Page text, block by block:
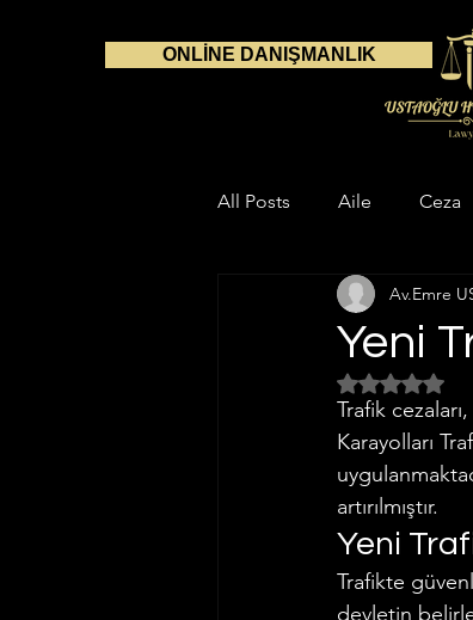
ONLİNE DANIŞMANLIK
All Posts Aile Ceza
Danışmanlık Avukat
Çalışma Alanlarımız
Gayrimenkul Hukuku
İş ve Sosyal Güvenlik
Yeni
Av.Emre
5 üzerinden
Trafik
Karayolları
artırılmıştır.
Yeni
Trafikte
devletin